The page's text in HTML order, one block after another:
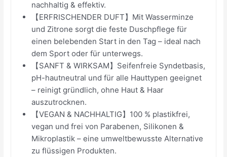
nachhaltig & effektiv.
【ERFRISCHENDER DUFT】Mit Wasserminze
und Zitrone sorgt die feste Duschpflege für
einen belebenden Start in den Tag – ideal nach
dem Sport oder für unterwegs.
【SANFT & WIRKSAM】Seifenfreie Syndetbasis,
pH-hautneutral und für alle Hauttypen geeignet
– reinigt gründlich, ohne Haut & Haar
auszutrocknen.
【VEGAN & NACHHALTIG】100 % plastikfrei,
vegan und frei von Parabenen, Silikonen &
Mikroplastik – eine umweltbewusste Alternative
zu flüssigen Produkten.